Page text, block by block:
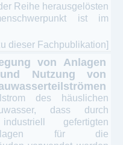
Reihe herausgelösten
ist im
dieser Fachpublikation]
von Anlagen
Nutzung von
des häuslichen
dass durch
gefertigten
für die